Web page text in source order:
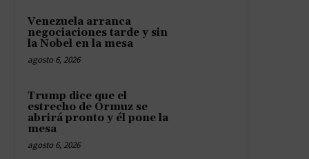
Venezuela arranca
negociaciones tarde y sin
la Nobel en la mesa
agosto 6, 2026
Trump dice que el
estrecho de Ormuz se
abrirá pronto y él pone la
mesa
agosto 6, 2026